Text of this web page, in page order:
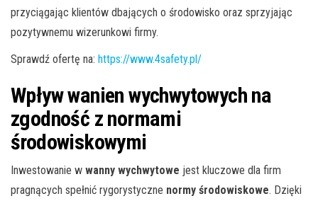
przyciągając klientów dbających o środowisko oraz sprzyjając
pozytywnemu wizerunkowi firmy.
Sprawdź ofertę na: https://www.4safety.pl/
Wpływ wanien wychwytowych na
zgodność z normami
środowiskowymi
Inwestowanie w wanny wychwytowe jest kluczowe dla firm
pragnących spełnić rygorystyczne normy środowiskowe. Dzięki